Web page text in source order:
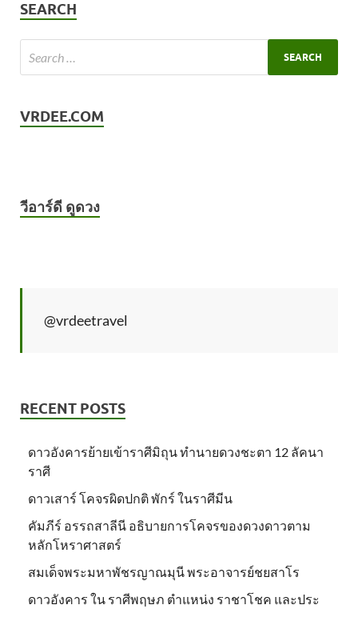
SEARCH
VRDEE.COM
วีอาร์ดี ดูดวง
@vrdeetravel
RECENT POSTS
ดาวอังคารย้ายเข้าราศีมิถุน ทำนายดวงชะตา 12 ลัคนา
ราศี
ดาวเสาร์ โคจรผิดปกติ พักร์ ในราศีมีน
คัมภีร์ อรรถสาลีนี อธิบายการโคจรของดวงดาวตาม
หลักโหราศาสตร์
สมเด็จพระมหาพัชรญาณมุนี พระอาจารย์ชยสาโร
ดาวอังคาร ใน ราศีพฤษภ ตำแหน่ง ราชาโชค และประ